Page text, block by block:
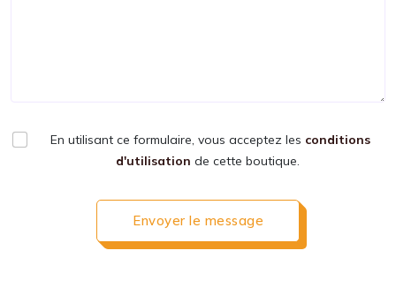
En utilisant ce formulaire, vous acceptez les conditions
d'utilisation de cette boutique.
Envoyer le message